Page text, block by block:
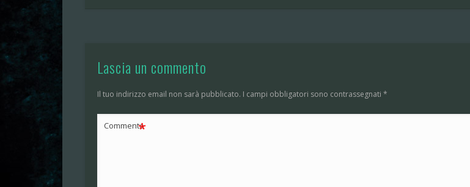
Lascia un commento
Il tuo indirizzo email non sarà pubblicato. I campi obbligatori sono contrassegnati *
Commento
*